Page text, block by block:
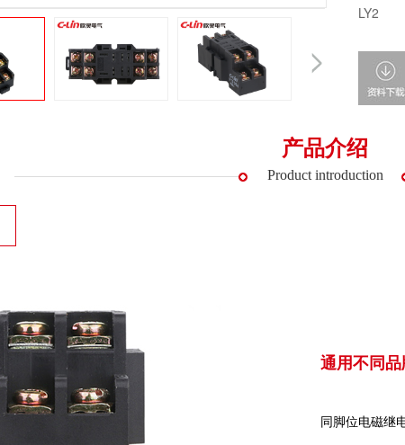
LY2
产品介绍
Product introduction
通用不同
同脚位电磁继